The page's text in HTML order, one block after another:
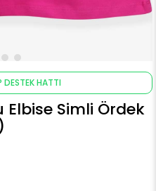
DESTEK HATTI
Elbise Simli Ördek